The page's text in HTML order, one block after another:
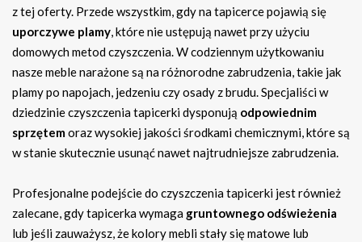
z tej oferty. Przede wszystkim, gdy na tapicerce pojawią się
uporczywe plamy, które nie ustępują nawet przy użyciu
domowych metod czyszczenia. W codziennym użytkowaniu
nasze meble narażone są na różnorodne zabrudzenia, takie jak
plamy po napojach, jedzeniu czy osady z brudu. Specjaliści w
dziedzinie czyszczenia tapicerki dysponują odpowiednim
sprzętemoraz wysokiej jakości środkami chemicznymi, które są
w stanie skutecznie usunąć nawet najtrudniejsze zabrudzenia.
Profesjonalne podejście do czyszczenia tapicerki jest również
zalecane, gdy tapicerka wymaga gruntownego odświeżenia
lub jeśli zauważysz, że kolory mebli stały się matowe lub